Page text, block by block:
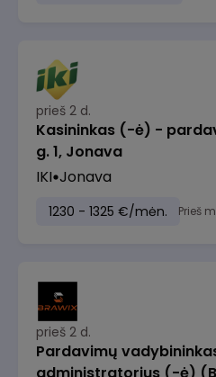
prieš 2 d.
Kasininkas (-ė) -
g. 1, Jonava
IKI Jonava
1230 - 1325 €/mėn. Prieš
prieš 2 d.
Pardavimų